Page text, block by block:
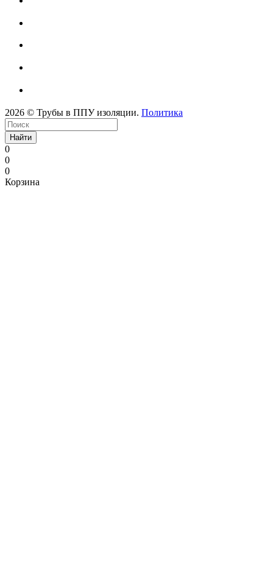
2026 © Трубы в ППУ изоляции. Политика
Найти
0
0
0
Корзина